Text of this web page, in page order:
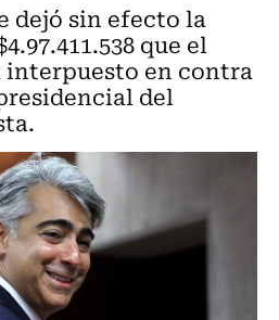
dejó sin efecto la
que el
interpuesto en contra
del